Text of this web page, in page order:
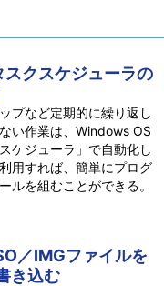
クスケジューラの
プなど定期的に繰り返し
い作業は、Windows OS
ケジューラ」で自動化し
用すれば、簡単にプログ
ルを組むことができる。
／IMGファイルを
き込む